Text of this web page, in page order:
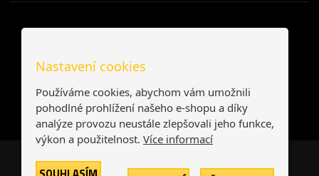
Česká republika Slovensko
Nastavení cookies
Používáme cookies, abychom vám umožnili
pohodlné prohlížení našeho e-shopu a díky
analýze provozu neustále zlepšovali jeho funkce,
výkon a použitelnost. Více informací